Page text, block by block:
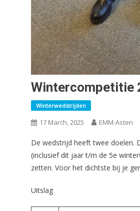
Wintercompetitie
Winterwedstrijden
17 March, 2025 EMM-Asten
De wedstrijd heeft twee doelen.
(inclusief dit jaar t/m de 5e
zetten. Voor het dichtste bij je
Uitslag